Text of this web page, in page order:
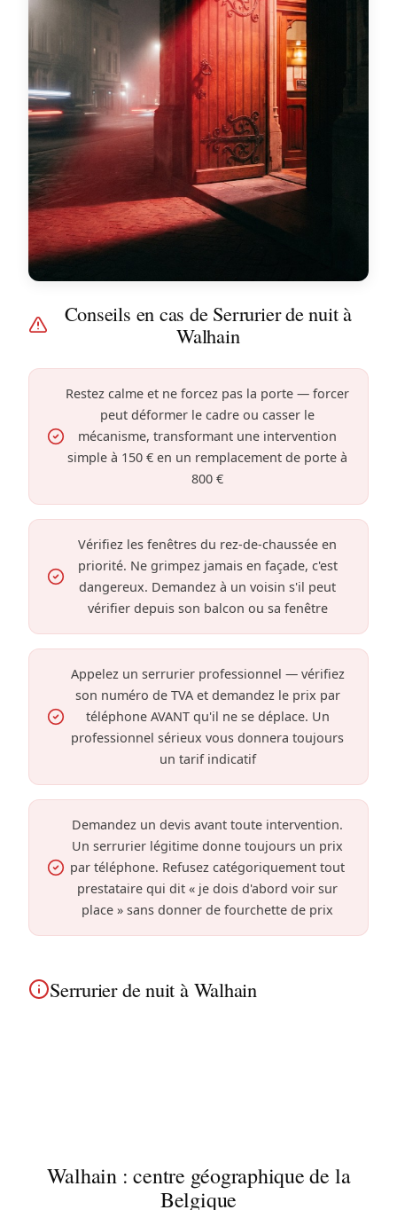
Conseils en cas de Serrurier de nuit à
Walhain
Restez calme et ne forcez pas la porte — forcer
peut déformer le cadre ou casser le
mécanisme, transformant une intervention
simple à 150 € en un remplacement de porte à
800 €
Vérifiez les fenêtres du rez-de-chaussée en
priorité. Ne grimpez jamais en façade, c'est
dangereux. Demandez à un voisin s'il peut
vérifier depuis son balcon ou sa fenêtre
Appelez un serrurier professionnel — vérifiez
son numéro de TVA et demandez le prix par
téléphone AVANT qu'il ne se déplace. Un
professionnel sérieux vous donnera toujours
un tarif indicatif
Demandez un devis avant toute intervention.
Un serrurier légitime donne toujours un prix
par téléphone. Refusez catégoriquement tout
prestataire qui dit « je dois d'abord voir sur
place » sans donner de fourchette de prix
Serrurier de nuit à Walhain
Walhain : centre géographique de la
Belgique